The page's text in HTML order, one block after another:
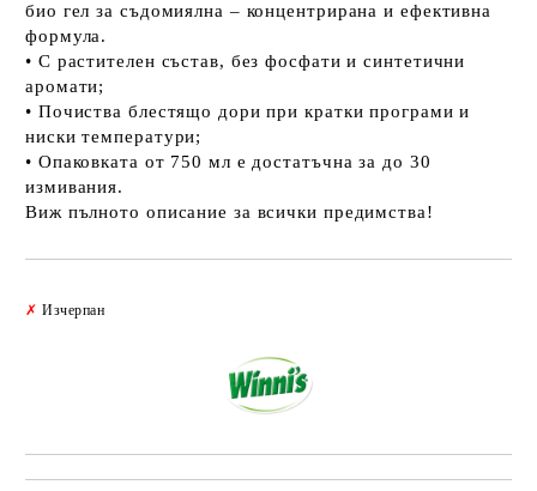
био гел за съдомиялна – концентрирана и ефективна
формула.
• С растителен състав, без фосфати и синтетични
аромати;
• Почиства блестящо дори при кратки програми и
ниски температури;
• Опаковката от 750 мл е достатъчна за до 30
измивания.
Виж пълното описание за всички предимства!
✗ Изчерпан